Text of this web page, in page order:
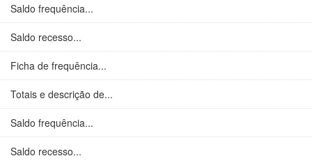
Saldo frequência...
Saldo recesso...
Ficha de frequência...
Totais e descrição de...
Saldo frequência...
Saldo recesso...